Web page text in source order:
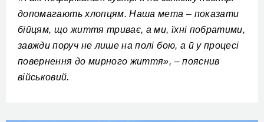
допомагають хлопцям. Наша мета – показати
бійцям, що життя триває, а ми, їхні побратими,
завжди поруч не лише на полі бою, а й у процесі
повернення до мирного життя», – пояснив
військовий.